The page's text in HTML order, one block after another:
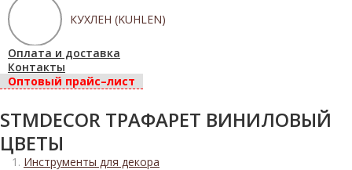
КУХЛЕН (KUHLEN)
Оплата и доставка
Контакты
Оптовый прайс–лист
STMDECOR ТРАФАРЕТ ВИНИЛОВЫЙ
ЦВЕТЫ
Инструменты для декора